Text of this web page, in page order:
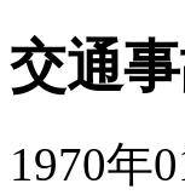
交通
1970年